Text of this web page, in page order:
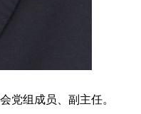
党组成员、副主任。